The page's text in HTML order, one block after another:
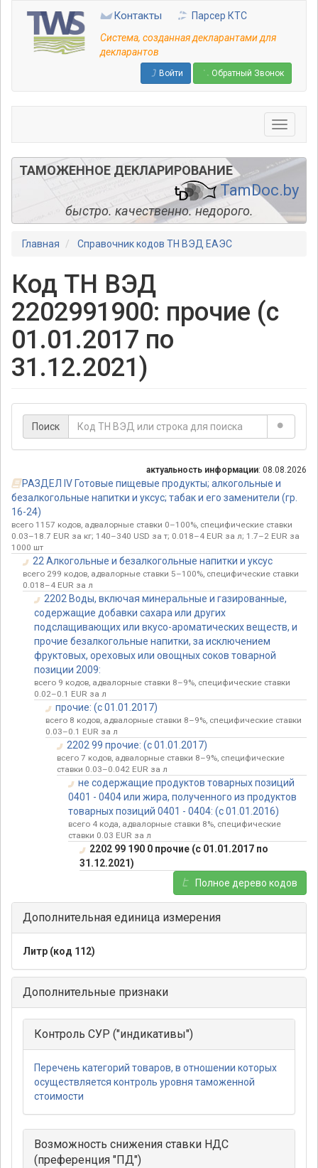
основному
содержанию
Контакты
Парсер КТС
Система, созданная декларантами для
декларантов
Войти Обратный Звонок
ТАМОЖЕННОЕ ДЕКЛАРИРОВАНИЕ
TamDoc.by
быстро. качественно. недорого.
Главная Справочник кодов ТН ВЭД ЕАЭС
Код ТН ВЭД
2202991900: прочие (с
01.01.2017 по
31.12.2021)
Поиск
актуальность информации: 08.08.2026
РАЗДЕЛ IV Готовые пищевые продукты; алкогольные и
безалкогольные напитки и уксус; табак и его заменители (гр.
16-24)
всего 1157 кодов, адвалорные ставки 0–100%, специфические ставки
0.03–18.7 EUR за кг; 140–340 USD за т; 0.018–4 EUR за л; 1.7–2 EUR за
1000 шт
22 Алкогольные и безалкогольные напитки и уксус
всего 299 кодов, адвалорные ставки 5–100%, специфические ставки
0.018–4 EUR за л
2202 Воды, включая минеральные и газированные,
содержащие добавки сахара или других
подслащивающих или вкусо-ароматических веществ, и
прочие безалкогольные напитки, за исключением
фруктовых, ореховых или овощных соков товарной
позиции 2009:
всего 9 кодов, адвалорные ставки 8–9%, специфические ставки
0.02–0.1 EUR за л
прочие: (с 01.01.2017)
всего 8 кодов, адвалорные ставки 8–9%, специфические ставки
0.03–0.1 EUR за л
2202 99 прочие: (с 01.01.2017)
всего 7 кодов, адвалорные ставки 8–9%, специфические
ставки 0.03–0.042 EUR за л
не содержащие продуктов товарных позиций
0401 - 0404 или жира, полученного из продуктов
товарных позиций 0401 - 0404: (с 01.01.2016)
всего 4 кода, адвалорные ставки 8%, специфические
ставки 0.03 EUR за л
2202 99 190 0 прочие (с 01.01.2017 по
31.12.2021)
Полное дерево кодов
Дополнительная единица измерения
Литр (код 112)
Дополнительные признаки
Контроль СУР ("индикативы")
Перечень категорий товаров, в отношении которых
осуществляется контроль уровня таможенной
стоимости
Возможность снижения ставки НДС
(преференция "ПД")